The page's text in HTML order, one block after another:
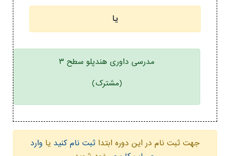
یا
مدرسی داوری هندپلو سطح ۳
(مشترک)
جهت ثبت نام در این دوره ابتدا ثبت نام کنید یا وارد